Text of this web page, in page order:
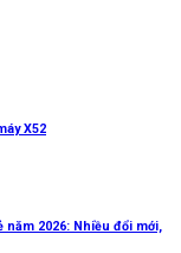
X52
2026: Nhiều đổi mới,